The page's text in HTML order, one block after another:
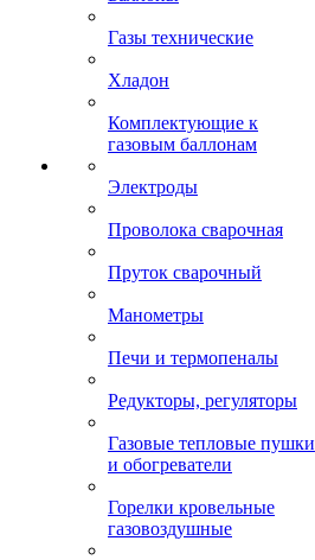
Газы технические
Хладон
Комплектующие к
газовым баллонам
Электроды
Проволока сварочная
Пруток сварочный
Манометры
Печи и термопеналы
Редукторы, регуляторы
Газовые тепловые пушки
и обогреватели
Горелки кровельные
газовоздушные